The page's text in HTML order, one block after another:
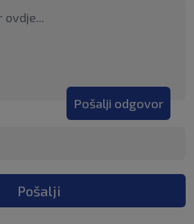
Pošalji odgovor
Pošalji